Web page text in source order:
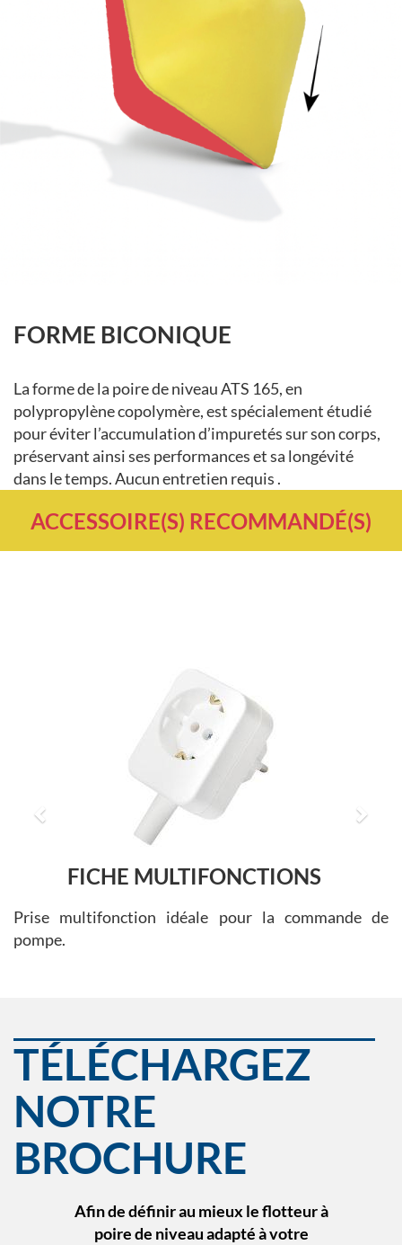
FORME BICONIQUE
La forme de la poire de niveau ATS 165, en
polypropylène copolymère, est spécialement étudié
pour éviter l’accumulation d’impuretés sur son corps,
préservant ainsi ses performances et sa longévité
dans le temps. Aucun entretien requis .
ACCESSOIRE(S) RECOMMANDÉ(S)
FICHE MULTIFONCTIONS
Prise multifonction idéale pour la commande de
pompe.
Prev Next
TÉLÉCHARGEZ
NOTRE
BROCHURE
Afin de définir au mieux le flotteur à
poire de niveau adapté à votre